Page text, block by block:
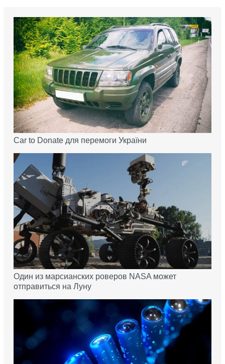
Car to Donate для перемоги України
Один из марсианских роверов NASA может
отправиться на Луну